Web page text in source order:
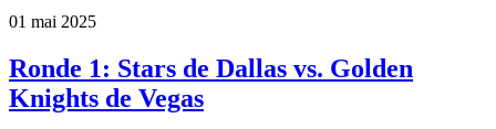
01 mai 2025
Ronde 1: Stars de Dallas vs. Golden
Knights de Vegas